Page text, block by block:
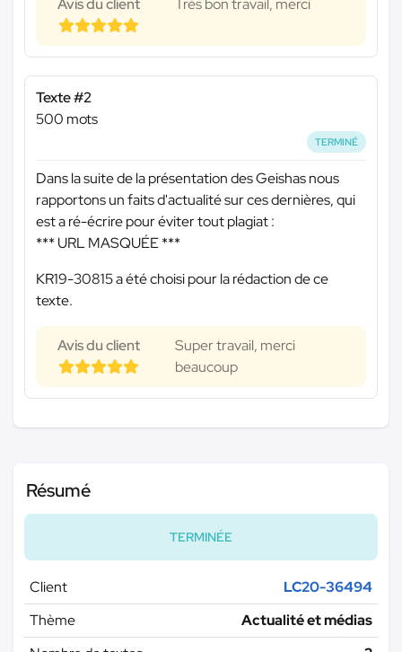
Texte #2
500 mots
TERMINÉ
Dans la suite de la présentation des Geishas nous
rapportons un faits d'actualité sur ces dernières, qui
est a ré-écrire pour éviter tout plagiat :
*** URL MASQUÉE ***
KR19-30815 a été choisi pour la rédaction de ce
texte.
Avis du client
Super travail, merci
beaucoup
Résumé
TERMINÉE
Client
LC20-36494
Thème
Actualité et médias